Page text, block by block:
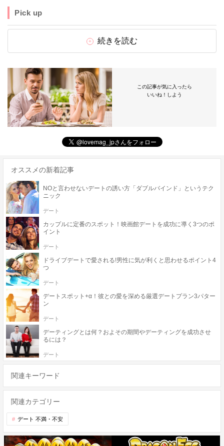
Pick up
続きを読む
この記事が気に入ったら
いいね！しよう
オススメの新着記事
NOと言わせないデートの誘い方「ダブルバインド」というテク
ニック
デート
カップルに定番のスポット！映画館デートを成功に導く3つのポ
イント
デート
ドライブデートで愛される!男性に気が利くと思わせるポイント4
つ
デート
デートスポット+α！彼との愛を深める厳選デートプラン3パター
ン
デート
デーティングとは何？およその期間やデーティングを成功させ
るには？
デート
関連キーワード
関連カテゴリー
デート 不満・不安